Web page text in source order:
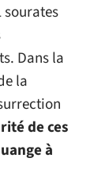
Dans la
la
de ces
à